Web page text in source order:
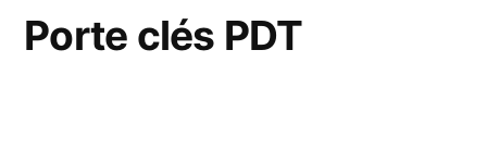
Porte clés PDT